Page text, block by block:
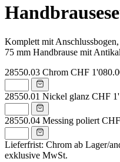
Komplett mit
75 mm Handbrause mit
28550.03 Chrom CHF
28550.01 Nickel glanz CHF
28550.04 Messing poliert
Lieferfrist: Chrom ab Lager/
exklusive MwSt.